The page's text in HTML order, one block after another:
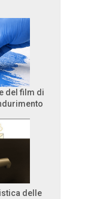
del film di
delle